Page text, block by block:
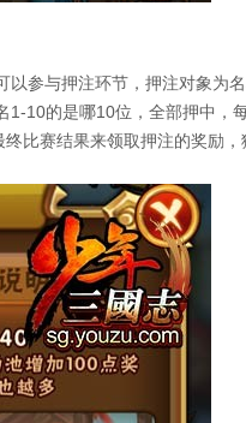
参与押注环节，押注对象为
1-10的是哪10位，全部押中，
比赛结果来领取押注的奖励